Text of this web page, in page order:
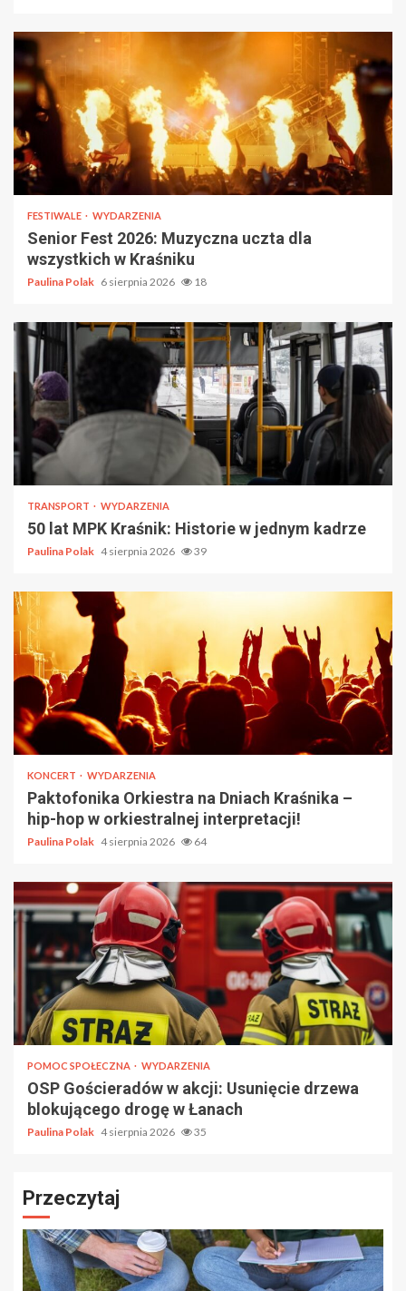
FESTIWALE WYDARZENIA
Senior Fest 2026: Muzyczna uczta dla
wszystkich w Kraśniku
Paulina Polak 6 sierpnia 2026 18
TRANSPORT WYDARZENIA
50 lat MPK Kraśnik: Historie w jednym kadrze
Paulina Polak 4 sierpnia 2026 39
KONCERT WYDARZENIA
Paktofonika Orkiestra na Dniach Kraśnika –
hip-hop w orkiestralnej interpretacji!
Paulina Polak 4 sierpnia 2026 64
POMOC SPOŁECZNA WYDARZENIA
OSP Gościeradów w akcji: Usunięcie drzewa
blokującego drogę w Łanach
Paulina Polak 4 sierpnia 2026 35
Przeczytaj